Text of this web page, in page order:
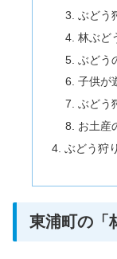
ぶどう
林ぶど
ぶどう
子供が
ぶどう
お土産
ぶどう狩
東浦町の「